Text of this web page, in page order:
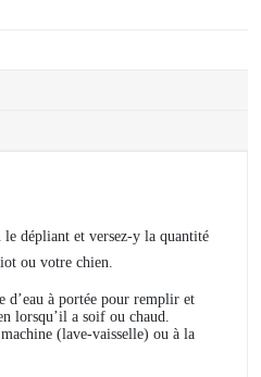
dépliant et versez-y la quantité
ou votre chien.
d’eau à portée pour remplir et
lorsqu’il a soif ou chaud.
(lave-vaisselle) ou à la